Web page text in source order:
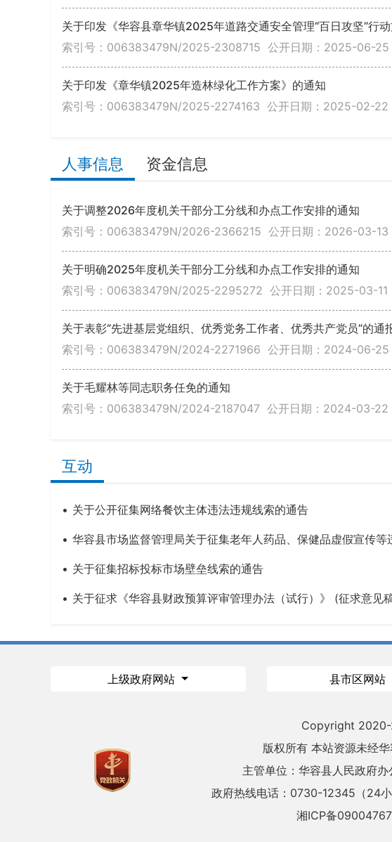
关于印发《华容县章华镇2025年道路交通安全管理“百日攻坚”行
索引号：006383479N/2025-2308715 公开日期：2025-06-25
关于印发《章华镇2025年造林绿化工作方案》的通知
索引号：006383479N/2025-2274163 公开日期：2025-02-22
人事信息 资金信息
关于调整2026年度机关干部分工分线和办点工作安排的通知
索引号：006383479N/2026-2366215 公开日期：2026-03-13
关于明确2025年度机关干部分工分线和办点工作安排的通知
索引号：006383479N/2025-2295272 公开日期：2025-03-11
关于表彰“先进基层党组织、优秀党务工作者、优秀共产党员”的通
索引号：006383479N/2024-2271966 公开日期：2024-06-25
关于毛耀林等同志职务任免的通知
索引号：006383479N/2024-2187047 公开日期：2024-03-22
互动
关于公开征集网络餐饮主体违法违规线索的通告
华容县市场监督管理局关于征集老年人药品、保健品虚假宣传等
关于征集招标投标市场壁垒线索的通告
关于征求《华容县财政预算评审管理办法（试行）》 (征求意见
上级政府网站 县市区网站
Copyright 2020-
版权所有 本站资源未经
主管单位：华容县人民政府办
政府热线电话：0730-12345（24小
湘ICP备